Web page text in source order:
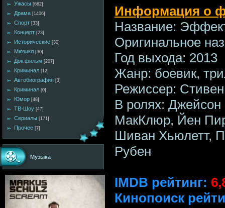
Ужасы [662]
Драма [1406]
Спорт [33]
Концерт [23]
Исторические [30]
Мюзикл [30]
Док.фильм [207]
Криминал [12]
Автобиография [3]
Криминал [0]
Юмор [48]
ТВ-Шоу [47]
Сериалы [171]
Прочее [7]
Музыка
Информация о
Название:
Оригинальное
Год выхода: 2013
Жанр: боевик,
Режиссер:
В ролях:
МакКлюр, Йен
Шиван Хьюлетт,
Рубен
IMDB рейтинг:
Кинопоиск